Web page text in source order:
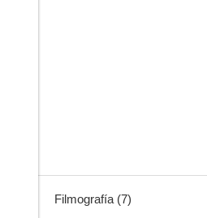
Filmografía (7)